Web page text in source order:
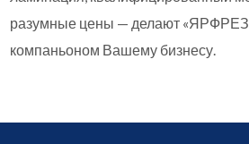
разумные цены — делают
компаньоном Вашему бизнесу.